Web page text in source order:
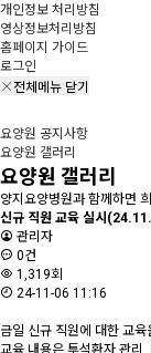
개인정보 처리방침
영상정보처리방침
홈페이지 가이드
로그인
전체메뉴 닫기
요양원 공지사항
요양원 갤러리
요양원 갤러리
양지요양병원과 함께하면
신규 직원 교육 실시
관리자
0건
1,319회
24-11-06 11:16
금일 신규 직원에 대한 교육
교육 내용은 투석환자 관리